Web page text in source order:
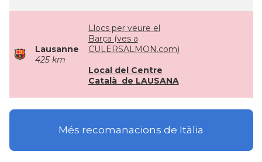
Lausanne
425 km
Llocs per veure el
Barça (ves a
CULERSALMON.com)
Local del Centre
Català de LAUSANA
Més recomanacions de Itàlia